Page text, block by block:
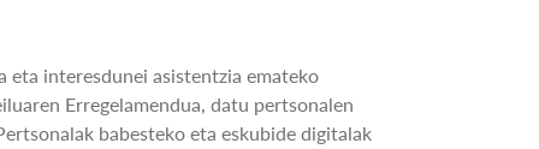
interesdunei asistentzia emateko
Erregelamendua, datu pertsonalen
babesteko eta eskubide digitalak